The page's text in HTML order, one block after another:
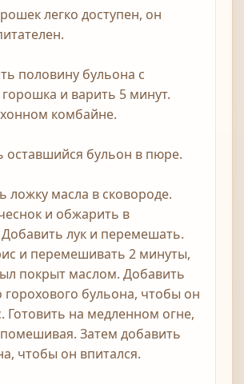
легко доступен, он
половину бульона с
и варить 5 минут.
комбайне.
оставшийся бульон в пюре.
ложку масла в сковороде.
и обжарить в
лук и перемешать.
и перемешивать 2 минуты,
покрыт маслом. Добавить
горохового бульона, чтобы он
Готовить на медленном огне,
Затем добавить
чтобы он впитался.